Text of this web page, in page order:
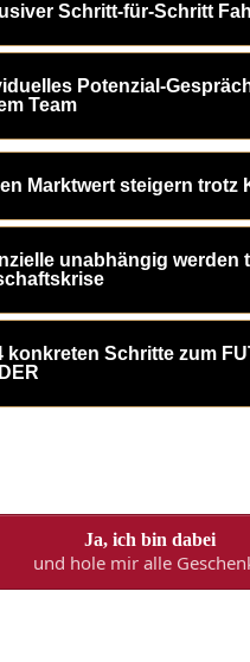
Schritt-für-Schritt
Potenzial-
Team
Marktwert steigern trotz
unabhängig werden
konkreten Schritte zum
Ja, ich bin dabei
und hole mir alle